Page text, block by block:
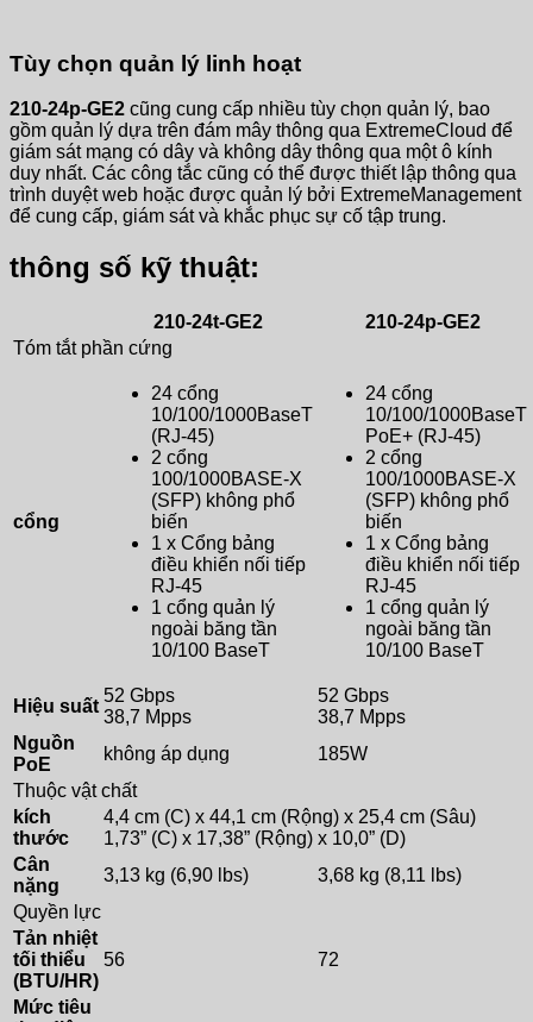
Tùy chọn quản lý linh hoạt
210-24p-GE2 cũng cung cấp nhiều tùy chọn quản lý, bao
gồm quản lý dựa trên đám mây thông qua ExtremeCloud để
giám sát mạng có dây và không dây thông qua một ô kính
duy nhất. Các công tắc cũng có thể được thiết lập thông qua
trình duyệt web hoặc được quản lý bởi ExtremeManagement
để cung cấp, giám sát và khắc phục sự cố tập trung.
thông số kỹ thuật:
210-24t-GE2
210-24p-GE2
Tóm tắt phần cứng
cổng
24 cổng
10/100/1000BaseT
(RJ-45)
2 cổng
100/1000BASE-X
(SFP) không phổ
biến
1 x Cổng bảng
điều khiển nối tiếp
RJ-45
1 cổng quản lý
ngoài băng tần
10/100 BaseT
24 cổng
10/100/1000BaseT
PoE+ (RJ-45)
2 cổng
100/1000BASE-X
(SFP) không phổ
biến
1 x Cổng bảng
điều khiển nối tiếp
RJ-45
1 cổng quản lý
ngoài băng tần
10/100 BaseT
Hiệu suất
52 Gbps
38,7 Mpps
52 Gbps
38,7 Mpps
Nguồn
PoE
không áp dụng
185W
Thuộc vật chất
kích
thước
4,4 cm (C) x 44,1 cm (Rộng) x 25,4 cm (Sâu)
1,73” (C) x 17,38” (Rộng) x 10,0” (D)
Cân
nặng
3,13 kg (6,90 lbs)
3,68 kg (8,11 lbs)
Quyền lực
Tản nhiệt
tối thiểu
(BTU/HR)
56 72
Mức tiêu